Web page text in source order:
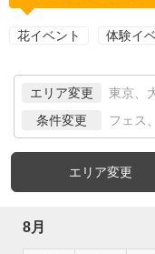
花イベント 体験イ
エリア変更 東京、
条件変更 フェス
エリア変更
8月